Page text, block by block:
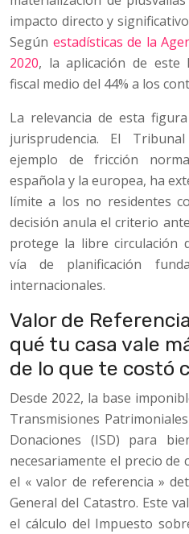
impacto directo y
Según estadísticas de la
2020, la aplicación de
fiscal medio del 44% a los
La relevancia de esta
jurisprudencia. El
ejemplo de fricción
española y la europea, ha
límite a los no residentes
decisión anula el criterio
protege la libre circulación
vía de planificación
internacionales.
Valor de
qué tu casa vale
de lo que te costó
Desde 2022, la base
Transmisiones
Donaciones (ISD) para
necesariamente el precio de
el « valor de referencia »
General del Catastro. Este
el cálculo del Impuesto